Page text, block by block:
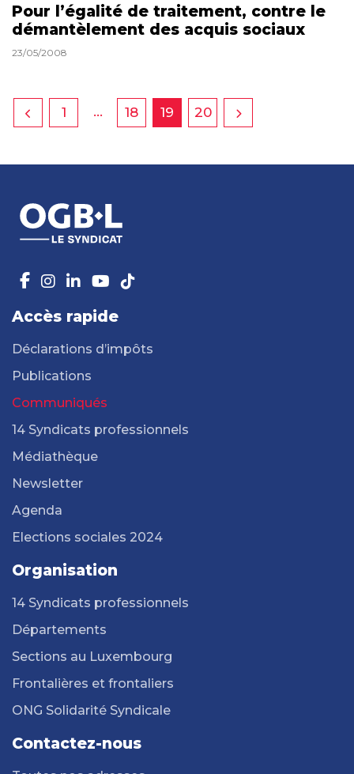
Pour l’égalité de traitement, contre le
démantèlement des acquis sociaux
23/05/2008
1 … 18 19 20
Accès rapide
Déclarations d’impôts
Publications
Communiqués
14 Syndicats professionnels
Médiathèque
Newsletter
Agenda
Elections sociales 2024
Organisation
14 Syndicats professionnels
Départements
Sections au Luxembourg
Frontalières et frontaliers
ONG Solidarité Syndicale
Contactez-nous